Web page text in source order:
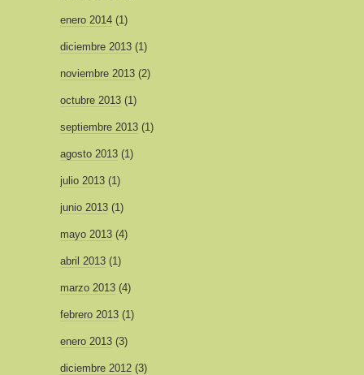
enero 2014 (1)
diciembre 2013 (1)
noviembre 2013 (2)
octubre 2013 (1)
septiembre 2013 (1)
agosto 2013 (1)
julio 2013 (1)
junio 2013 (1)
mayo 2013 (4)
abril 2013 (1)
marzo 2013 (4)
febrero 2013 (1)
enero 2013 (3)
diciembre 2012 (3)